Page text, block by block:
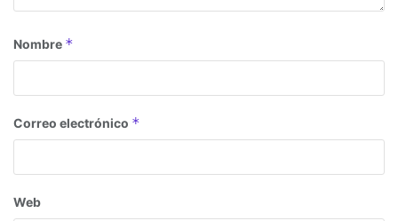
Nombre *
Correo electrónico *
Web